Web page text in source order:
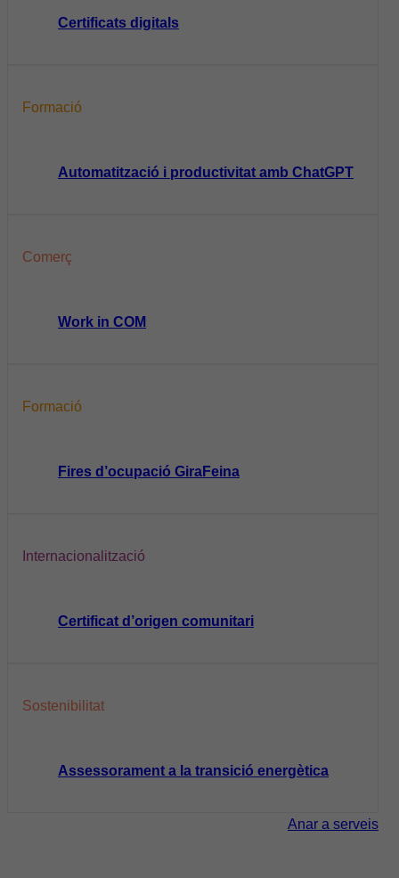
Certificats digitals
Formació
Automatització i productivitat amb ChatGPT
Comerç
Work in COM
Formació
Fires d’ocupació GiraFeina
Internacionalització
Certificat d’origen comunitari
Sostenibilitat
Assessorament a la transició energètica
Anar a serveis